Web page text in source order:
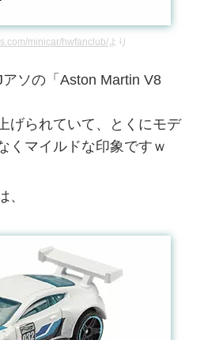
minicar/hwfanclub/より
ソの「Aston Martin V8
げられていて、とくにモデ
くマイルドな印象ですｗ
、